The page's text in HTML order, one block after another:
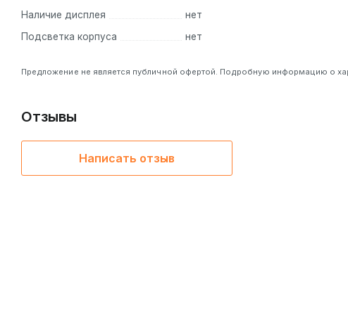
Наличие дисплея
нет
Подсветка корпуса
нет
Предложение не является публичной офертой. Подробную информацию о
Отзывы
Написать отзыв